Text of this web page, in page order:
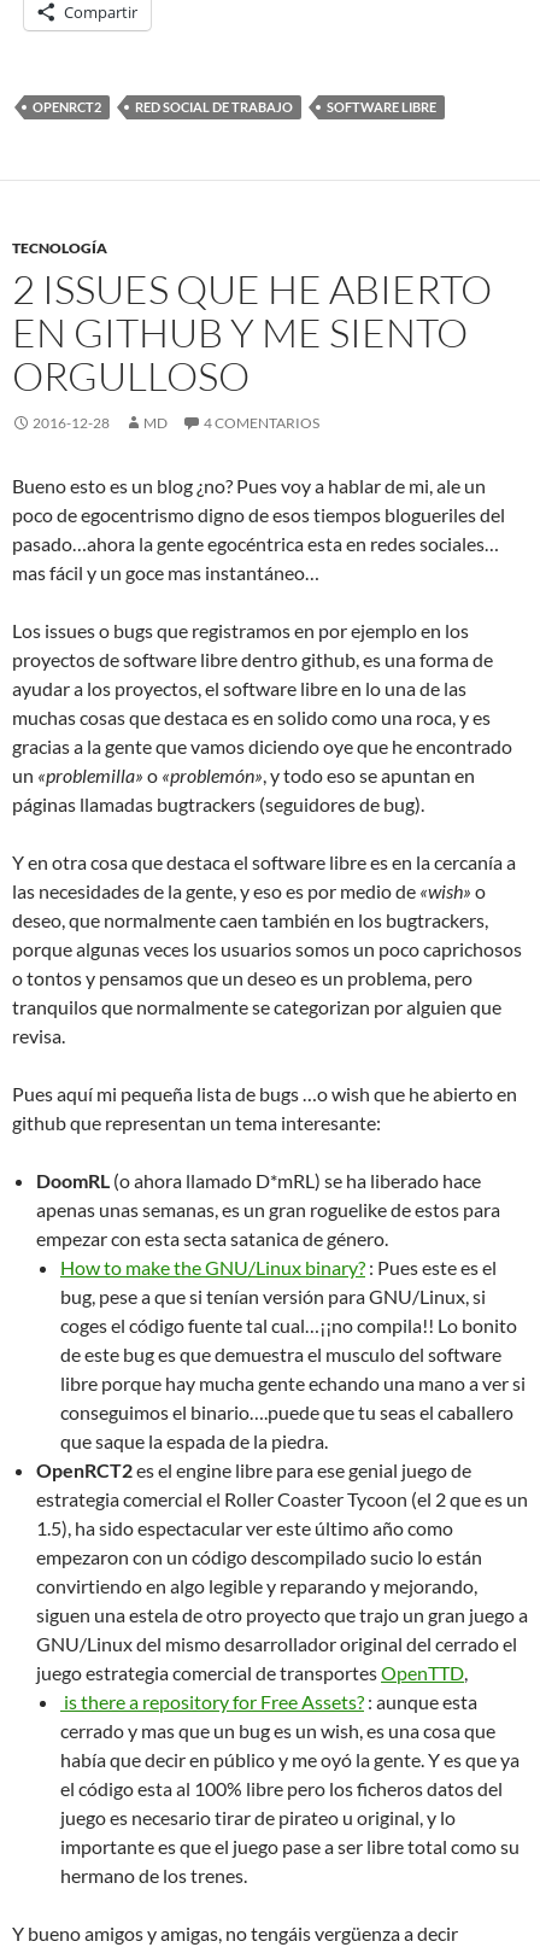
Compartir
OPENRCT2 RED SOCIAL DE TRABAJO SOFTWARE LIBRE
TECNOLOGÍA
2 ISSUES QUE HE ABIERTO
EN GITHUB Y ME SIENTO
ORGULLOSO
2016-12-28 MD 4 COMENTARIOS
Bueno esto es un blog ¿no? Pues voy a hablar de mi, ale un
poco de egocentrismo digno de esos tiempos blogueriles del
pasado…ahora la gente egocéntrica esta en redes sociales…
mas fácil y un goce mas instantáneo…
Los issues o bugs que registramos en por ejemplo en los
proyectos de software libre dentro github, es una forma de
ayudar a los proyectos, el software libre en lo una de las
muchas cosas que destaca es en solido como una roca, y es
gracias a la gente que vamos diciendo oye que he encontrado
un «problemilla» o «problemón», y todo eso se apuntan en
páginas llamadas bugtrackers (seguidores de bug).
Y en otra cosa que destaca el software libre es en la cercanía a
las necesidades de la gente, y eso es por medio de «wish» o
deseo, que normalmente caen también en los bugtrackers,
porque algunas veces los usuarios somos un poco caprichosos
o tontos y pensamos que un deseo es un problema, pero
tranquilos que normalmente se categorizan por alguien que
revisa.
Pues aquí mi pequeña lista de bugs …o wish que he abierto en
github que representan un tema interesante:
DoomRL (o ahora llamado D*mRL) se ha liberado hace
apenas unas semanas, es un gran roguelike de estos para
empezar con esta secta satanica de género.
How to make the GNU/Linux binary? : Pues este es el
bug, pese a que si tenían versión para GNU/Linux, si
coges el código fuente tal cual…¡¡no compila!! Lo bonito
de este bug es que demuestra el musculo del software
libre porque hay mucha gente echando una mano a ver si
conseguimos el binario….puede que tu seas el caballero
que saque la espada de la piedra.
OpenRCT2es el engine libre para ese genial juego de
estrategia comercial el Roller Coaster Tycoon (el 2 que es un
1.5), ha sido espectacular ver este último año como
empezaron con un código descompilado sucio lo están
convirtiendo en algo legible y reparando y mejorando,
siguen una estela de otro proyecto que trajo un gran juego a
GNU/Linux del mismo desarrollador original del cerrado el
juego estrategia comercial de transportesOpenTTD,
is there a repository for Free Assets? : aunque esta
cerrado y mas que un bug es un wish, es una cosa que
había que decir en público y me oyó la gente. Y es que ya
el código esta al 100% libre pero los ficheros datos del
juego es necesario tirar de pirateo u original, y lo
importante es que el juego pase a ser libre total como su
hermano de los trenes.
Y bueno amigos y amigas, no tengáis vergüenza a decir